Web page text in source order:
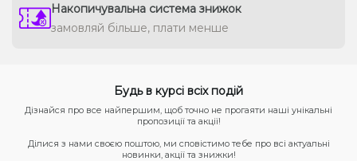
Накопичувальна система знижок
замовляй більше, плати менше
Будь в курсі всіх подій
Дізнайся про все найпершим, щоб точно не прогаяти наші унікальні
пропозиції та акції!
Ділися з нами своєю поштою, ми сповістимо тебе про всі актуальні
новинки, акції та знижки!